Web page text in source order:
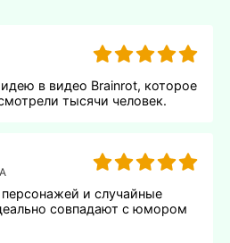
в видео Brainrot, которое
тысячи человек.
и случайные
совпадают с юмором